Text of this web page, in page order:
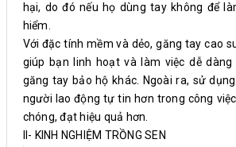
hại, do đó nếu họ dùng tay không để
hiểm.
Với đặc tính mềm và dẻo, găng tay cao
giúp bạn linh hoạt và làm việc dễ
găng tay bảo hộ khác. Ngoài ra, sử
người lao động tự tin hơn trong công
chóng, đạt hiệu quả hơn.
II- KINH NGHIỆM TRỒNG SEN